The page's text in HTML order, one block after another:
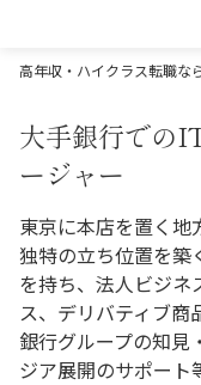
高年収・ハイクラス転職な
大手銀行での
ージャー
東京に本店を置く地
独特の立ち位置を築
を持ち、法人ビジ
ス、デリバティブ商
銀行グループの知見
ジア展開のサポート